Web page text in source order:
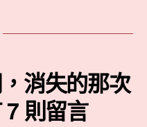
消失的那次
則留言